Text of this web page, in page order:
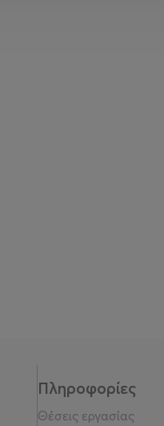
Πληροφορίες
Θέσεις εργασίας